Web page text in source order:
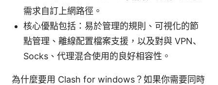
需求自訂上網路徑。
核心優點包括：易於管理的規則、可視化的節
點管理、離線配置檔案支援，以及對與 VPN、
Socks、代理混合使用的良好相容性。
為什麼要用 Clash for windows？如果你需要同時